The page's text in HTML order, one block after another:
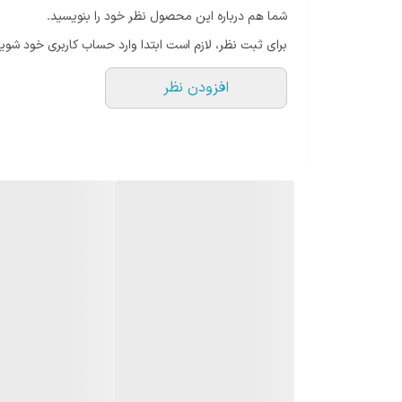
شما هم درباره این محصول نظر خود را بنویسید.
برای ثبت نظر، لازم است ابتدا وارد حساب کاربری خود
افزودن نظر